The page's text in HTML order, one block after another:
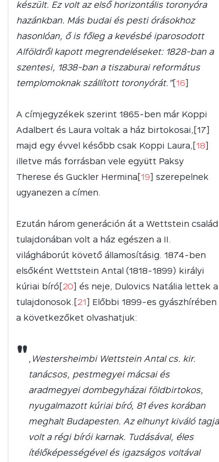
készült. Ez volt az első horizontális toronyóra
hazánkban. Más budai és pesti órásokhoz
hasonlóan, ő is főleg a kevésbé iparosodott
Alföldről kapott megrendeléseket: 1828-ban a
szentesi, 1838-ban a tiszaburai református
templomoknak szállított toronyórát.”[16]
A címjegyzékek szerint 1865-ben már Koppi
Adalbert és Laura voltak a ház birtokosai,[17]
majd egy évvel később csak Koppi Laura,[18]
illetve más forrásban vele együtt Paksy
Therese és Guckler Hermina[19] szerepelnek
ugyanezen a címen.
Ezután három generáción át a Wettstein család
tulajdonában volt a ház egészen a II.
világháborút követő államosításig. 1874-ben
elsőként Wettstein Antal (1818-1899) királyi
kúriai bíró[20] és neje, Dulovics Natália lettek a
tulajdonosok.[21] Előbbi 1899-es gyászhírében
a következőket olvashatjuk:
" „Westersheimbi Wettstein Antal cs. kir.
tanácsos, pestmegyei mácsai és
aradmegyei dombegyházai földbirtokos,
nyugalmazott kúriai bíró, 81 éves korában
meghalt Budapesten. Az elhunyt kiváló tagja
volt a régi bírói karnak. Tudásával, éles
ítélőképességével és igazságos voltával